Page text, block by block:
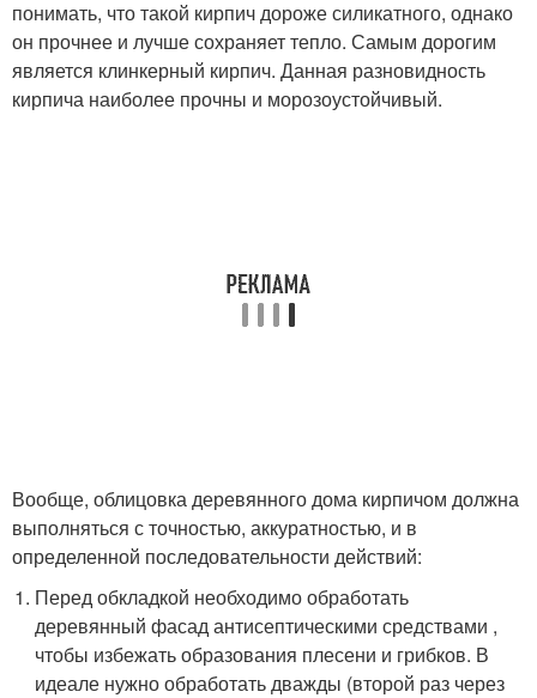
понимать, что такой кирпич дороже силикатного, однако
он прочнее и лучше сохраняет тепло. Самым дорогим
является клинкерный кирпич. Данная разновидность
кирпича наиболее прочны и морозоустойчивый.
Вообще, облицовка деревянного дома кирпичом должна
выполняться с точностью, аккуратностью, и в
определенной последовательности действий:
Перед обкладкой необходимо обработать
деревянный фасад антисептическими средствами ,
чтобы избежать образования плесени и грибков. В
идеале нужно обработать дважды (второй раз через